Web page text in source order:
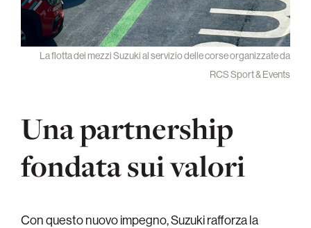
La flotta dei mezzi Suzuki al servizio delle corse organizzate da
RCS Sport & Events
Una partnership
fondata sui valori
Con questo nuovo impegno, Suzuki rafforza la